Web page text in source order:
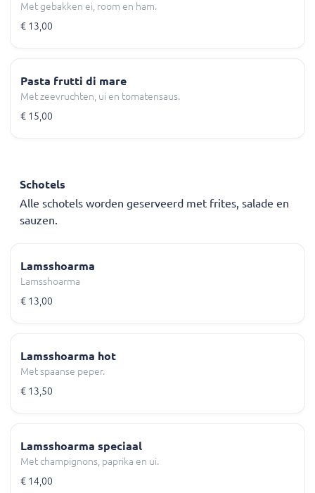
Met gebakken ei, room en ham.
€ 13,00
Pasta frutti di mare
Met zeevruchten, ui en tomatensaus.
€ 15,00
Schotels
Alle schotels worden geserveerd met frites, salade en
sauzen.
Lamsshoarma
Lamsshoarma
€ 13,00
Lamsshoarma hot
Met spaanse peper.
€ 13,50
Lamsshoarma speciaal
Met champignons, paprika en ui.
€ 14,00